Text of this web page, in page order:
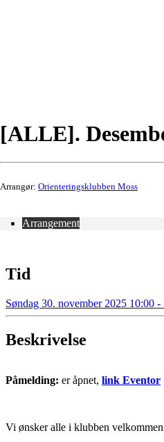
[ALLE].
Arrangør: Orienteringsklubben Moss
Arrangement
Tid
Søndag 30. november 2025 10:00 -
Beskrivelse
Påmelding: er åpnet, link Eventor
Vi ønsker alle i klubben